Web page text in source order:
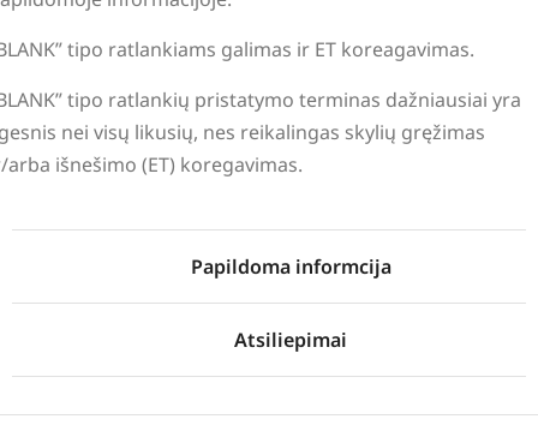
tipo ratlankiams galimas ir ET koreagavimas.
tipo ratlankių pristatymo terminas dažniausiai yra
nei visų likusių, nes reikalingas skylių gręžimas
arba išnešimo (ET) koregavimas.
Papildoma informcija
Atsiliepimai